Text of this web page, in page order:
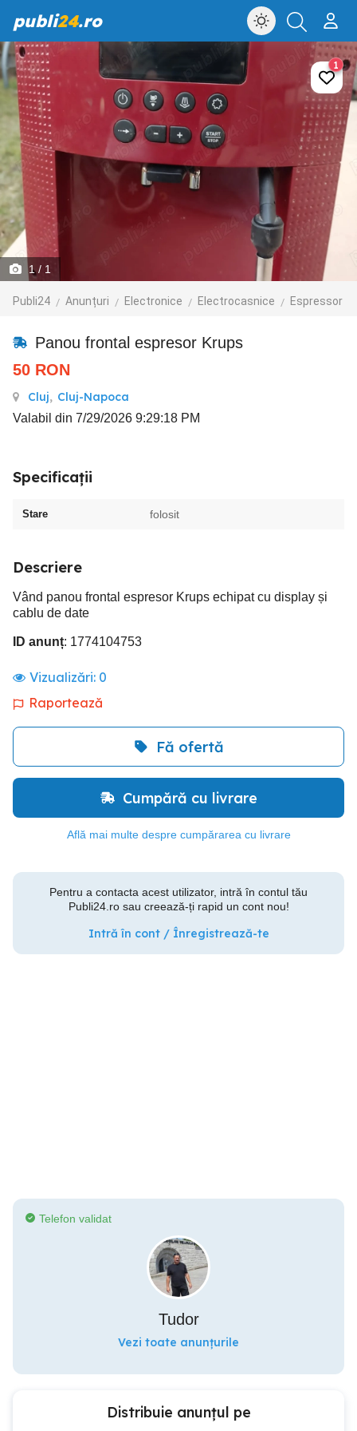
publi24.ro
1/ 1
Publi24 Anunțuri Electronice Electrocasnice Espressor
1
Panou frontal espresor Krups
50 RON
Cluj, Cluj-Napoca
Valabil din 7/29/2026 9:29:18 PM
Specificații
Stare folosit
Descriere
Vând panou frontal espresor Krups echipat cu display și
cablu de date
ID anunț: 1774104753
Vizualizări: 0
Raportează
Fă ofertă
Cumpără cu livrare
Află mai multe despre cumpărarea cu livrare
Pentru a contacta acest utilizator, intră în contul tău
Publi24.ro sau creează-ți rapid un cont nou!
Intră în cont / Înregistrează-te
Telefon validat
Tudor
Vezi toate anunțurile
Distribuie anunțul pe